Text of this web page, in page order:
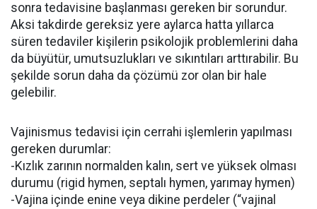
sonra tedavisine başlanması gereken bir sorundur.
Aksi takdirde gereksiz yere aylarca hatta yıllarca
süren tedaviler kişilerin psikolojik problemlerini daha
da büyütür, umutsuzlukları ve sıkıntıları arttırabilir. Bu
şekilde sorun daha da çözümü zor olan bir hale
gelebilir.
Vajinismus tedavisi için cerrahi işlemlerin yapılması
gereken durumlar:
-Kızlık zarının normalden kalın, sert ve yüksek olması
durumu (rigid hymen, septalı hymen, yarımay hymen)
-Vajina içinde enine veya dikine perdeler (“vajinal